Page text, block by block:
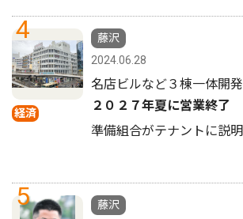
4
経済
藤沢
2024.06.28
名店ビルなど３棟一体開発
２０２７年夏に営業終了
準備組合がテナントに説明
5
藤沢